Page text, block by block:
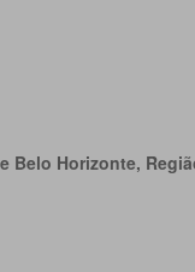
Belo Horizonte,